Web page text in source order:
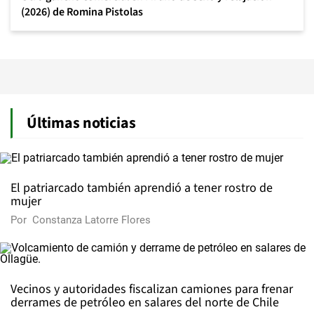
(2026) de Romina Pistolas
Últimas noticias
El patriarcado también aprendió a tener rostro de
mujer
Por Constanza Latorre Flores
Vecinos y autoridades fiscalizan camiones para frenar
derrames de petróleo en salares del norte de Chile